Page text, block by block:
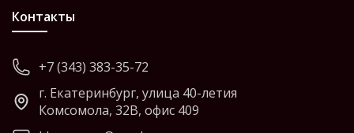
Контакты
+7 (343) 383-35-72
г. Екатеринбург, улица 40-летия
Комсомола, 32В, офис 409